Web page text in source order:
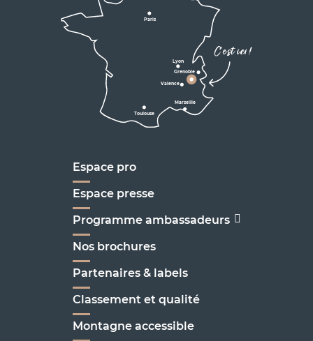
C'est ici !
Paris
Toulouse
Marseille
Lyon
Valence
Grenoble
D1075
Valence
Marseille
Espace pro
Espace presse
Programme ambassadeurs
Nos brochures
Partenaires & labels
Classement et qualité
Montagne accessible